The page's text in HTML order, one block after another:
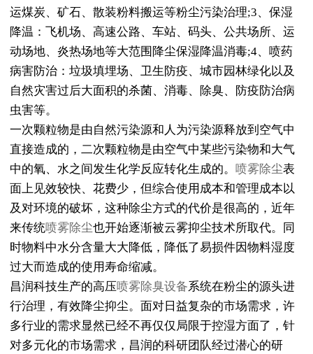
运煤炭、矿石、散装粉料搬运等粉尘污染治理;3、保湿
降温：飞机场、高速公路、车站、码头、公共场所、运
动场地、炎热场地等大范围降尘保湿降温消毒;4、喷药
病害防治：垃圾填埋场、卫生防疫、城市园林绿化以及
自然灾害过后大面积的杀菌、消毒、除臭、防疫防治病
虫害等。
一次颗粒物是由自然污染源和人为污染源释放到空气中
直接造成的，二次颗粒物是由空气中某些污染物和大气
中的氧、水之间发生化学反应转化生成的。 喷雾除尘表
面上见效较快、花费少，但综合使用成本和管理成本以
及对环境的破坏，这种除尘方式的代价是很高的，近年
来传统喷雾除尘也开始逐渐被云雾抑尘技术所取代。同
时物料中水分含量大大降低，降低了易损件因物料湿度
过大而造成的使用寿命缩减。
昌润科技生产的高压喷雾除臭设备系统在粉尘的源头进
行治理，有效降尘抑尘。面对日益复杂的市场需求，许
多行业的需求显然已经不再仅仅局限于控湿方面了，针
对多元化的市场需求，昌润的科研团队经过潜心的研